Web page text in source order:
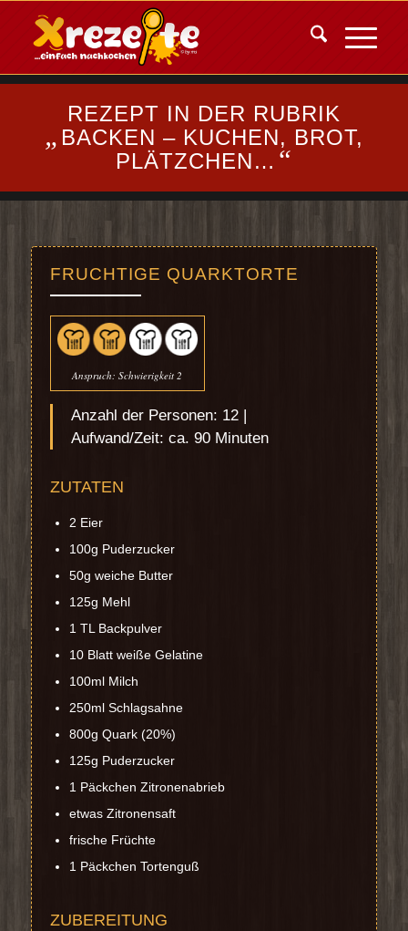
REZEPT IN DER RUBRIK
„ BACKEN – KUCHEN, BROT,
PLÄTZCHEN… “
FRUCHTIGE QUARKTORTE
Anspruch: Schwierigkeit 2
Anzahl der Personen: 12 |
Aufwand/Zeit: ca. 90 Minuten
ZUTATEN
2 Eier
100g Puderzucker
50g weiche Butter
125g Mehl
1 TL Backpulver
10 Blatt weiße Gelatine
100ml Milch
250ml Schlagsahne
800g Quark (20%)
125g Puderzucker
1 Päckchen Zitronenabrieb
etwas Zitronensaft
frische Früchte
1 Päckchen Tortenguß
ZUBEREITUNG